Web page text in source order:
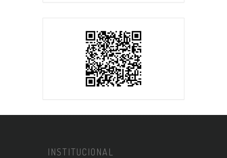
INSTITUCIONAL